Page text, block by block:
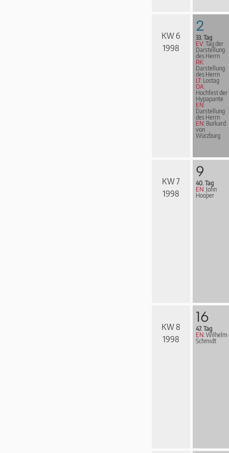
KW 6
1998
2
33. Tag
EV: Tag der
Darstellung
des Herrn
RK:
Darstellung
des Herrn
LT: Lostag
OA:
Hochfest der
Hypapante
EN:
Darstellung
des Herrn
EN: Burkard
von
Würzburg
KW 7
1998
9
40. Tag
EN: John
Hooper
KW 8
1998
16
47. Tag
EN: Wilhelm
Schmidt